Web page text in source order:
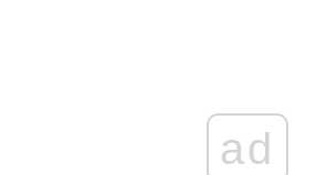
ad